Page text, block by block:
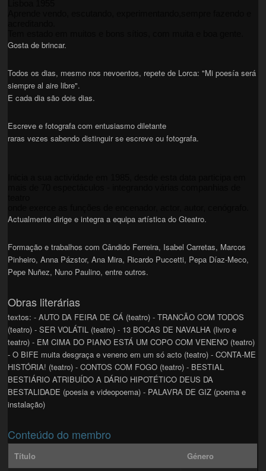
Gosta de brincar.
Todos os dias, mesmo nos nevoentos, repete de Lorca: "Mi poesía será
siempre al aire libre".
E cada dia são dois dias.
Escreve e fotografa com entusiasmo diletante
raras vezes sabendo distinguir se escreve ou fotografa.
Actualmente dirige e integra a equipa artística do Gteatro.
Formação e trabalhos com Cândido Ferreira, Isabel Carretas, Marcos
Pinheiro, Anna Pázstor, Ana Mira, Ricardo Puccetti, Pepa Díaz-Meco,
Pepe Nuñez, Nuno Paulino, entre outros.
Obras literárias
textos: - AUTO DA FEIRA DE CÁ (teatro) - TRANCÃO COM TODOS
(teatro) - SER VOLÁTIL (teatro) - 13 BOCAS DE NAVALHA (livro e
teatro) - EM CIMA DO PIANO ESTÁ UM COPO COM VENENO (teatro)
- O BIFE muita desgraça e veneno em um só acto (teatro) - CONTA-ME
HISTÓRIA! (teatro) - CONTOS COM FOGO (teatro) - BESTIAL
BESTIÁRIO ATRIBUÍDO A DÁRIO HIPOTÉTICO DEUS DA
BESTALIDADE (poesia e videopoema) - PALAVRA DE GIZ (poema e
instalação)
Conteúdo do membro
Título Género